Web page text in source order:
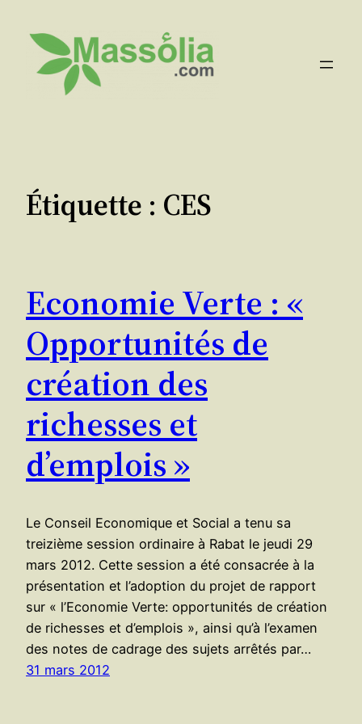
contenu
Étiquette : CES
Economie Verte : «
Opportunités de
création des
richesses et
d’emplois »
Le Conseil Economique et Social a tenu sa
treizième session ordinaire à Rabat le jeudi 29
mars 2012. Cette session a été consacrée à la
présentation et l’adoption du projet de rapport
sur « l’Economie Verte: opportunités de création
de richesses et d’emplois », ainsi qu’à l’examen
des notes de cadrage des sujets arrêtés par…
31 mars 2012